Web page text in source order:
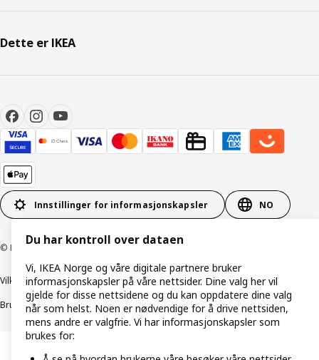
Dette er IKEA
Innstillinger for informasjonskapsler NO
© Inter IKEA Systems B.V. 1999–2026
Vilkår og betingelserRetningslinjer for personvern
Bruk av informasjonskapsler (Cookies)Retningslinjer for ansvarlig avsløring
Du har kontroll over dataen
Vi, IKEA Norge og våre digitale partnere bruker
informasjonskapsler på våre nettsider. Dine valg her vil
gjelde for disse nettsidene og du kan oppdatere dine valg
når som helst. Noen er nødvendige for å drive nettsiden,
mens andre er valgfrie. Vi har informasjonskapsler som
brukes for: